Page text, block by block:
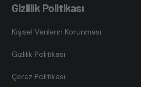
Gizlilik Politikası
Kişisel Verilerin Korunması
Gizlilik Politikası
Çerez Politikası